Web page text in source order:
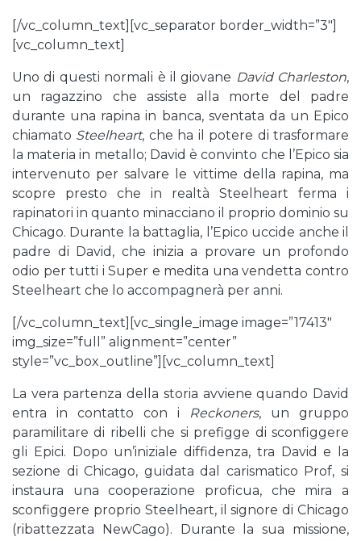
[/vc_column_text][vc_separator border_width=”3″]
[vc_column_text]
Uno di questi normali è il giovane David Charleston,
un ragazzino che assiste alla morte del padre
durante una rapina in banca, sventata da un Epico
chiamato Steelheart, che ha il potere di trasformare
la materia in metallo; David è convinto che l’Epico sia
intervenuto per salvare le vittime della rapina, ma
scopre presto che in realtà Steelheart ferma i
rapinatori in quanto minacciano il proprio dominio su
Chicago. Durante la battaglia, l’Epico uccide anche il
padre di David, che inizia a provare un profondo
odio per tutti i Super e medita una vendetta contro
Steelheart che lo accompagnerà per anni.
[/vc_column_text][vc_single_image image=”17413″
img_size=”full” alignment=”center”
style=”vc_box_outline”][vc_column_text]
La vera partenza della storia avviene quando David
entra in contatto con i
Reckoners, un gruppo
paramilitare di ribelli che si prefigge di sconfiggere
gli Epici. Dopo un’iniziale diffidenza, tra David e la
sezione di Chicago, guidata dal carismatico Prof, si
instaura una cooperazione proficua, che mira a
sconfiggere proprio Steelheart, il signore di Chicago
(ribattezzata NewCago). Durante la sua missione,